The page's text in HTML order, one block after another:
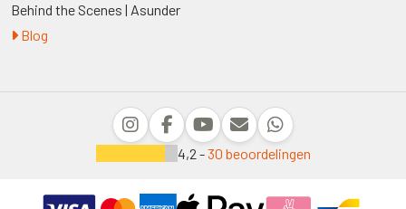
Behind the Scenes | Asunder
Blog
4,2 -30 beoordelingen